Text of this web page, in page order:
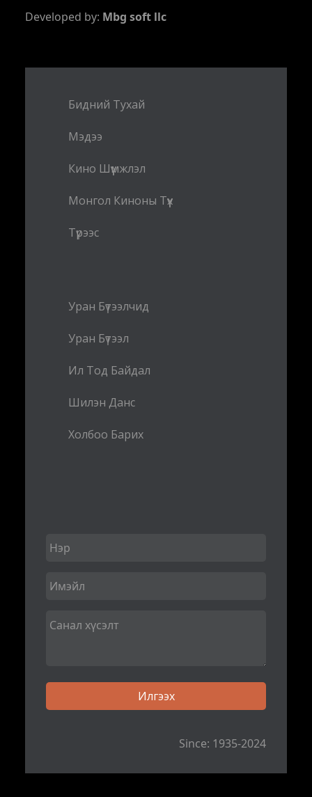
Developed by: Mbg soft llc
Бидний Тухай
Мэдээ
Кино Шүүмжлэл
Монгол Киноны Түүх
Түрээс
Уран Бүтээлчид
Уран Бүтээл
Ил Тод Байдал
Шилэн Данс
Холбоо Барих
Since: 1935-2024